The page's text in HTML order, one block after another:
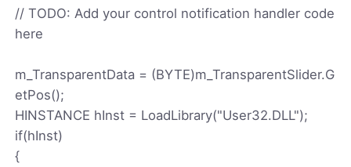
// TODO: Add your control notification handler code
here
m_TransparentData = (BYTE)m_TransparentSlider.G
etPos();
HINSTANCE hInst = LoadLibrary("User32.DLL");
if(hInst)
{